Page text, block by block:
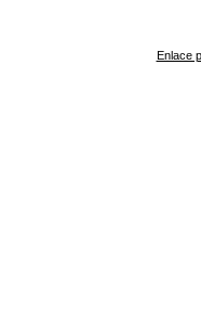
Enlace